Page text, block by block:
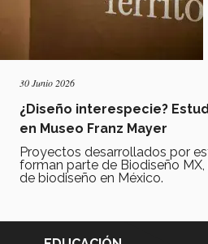
30 Junio 2026
¿Diseño interespecie?
en Museo Franz Mayer
Proyectos desarrollados por
forman parte de Biodiseño
de biodiseño en México.